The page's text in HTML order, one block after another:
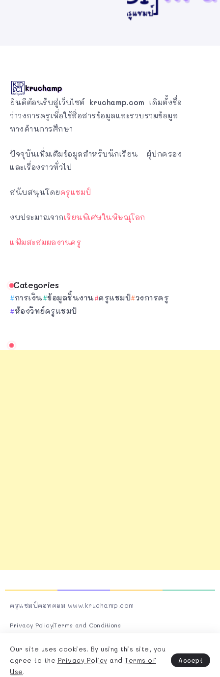
ยินดีต้อนรับสู่เว็บไซต์ kruchamp.com เดิมตั้งชื่อ
ว่าวงการครูเพื่อใช้สื่อสารข้อมูลและรวบรวมข้อมูล
ทางด้านการศึกษา
ปัจจุบันเพิ่มเติมข้อมูลสำหรับนักเรียน ผู้ปกครอง
และเรื่องราวทั่วไป
สนับสนุนโดยครูแชมป์
งบประมาณจากเรียนพิเศษในพิษณุโลก
แฟ้มสะสมผลงานครู
Categories
การเงิน ข้อมูลชิ้นงาน ครูแชมป์ วงการครู
ห้องวิทย์ครูแชมป์
ครูแชมป์คอทคอม www.kruchamp.com
Privacy PolicyTerms and Conditions
Copyright & Design By @Rivaxstudio - 2025
Our site uses cookies. By using this site, you
agree to the Privacy Policy and Terms of
Use.
Accept